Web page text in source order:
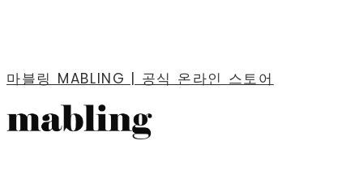
마블링 MABLING | 공식 온라인 스토어